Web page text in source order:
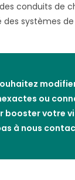
conduits de
des systèmes
ou
booster votre
à nous